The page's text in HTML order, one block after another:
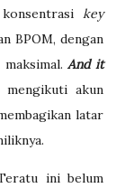
key
BPOM, dengan
maksimal.And it
akun
latar
ini belum